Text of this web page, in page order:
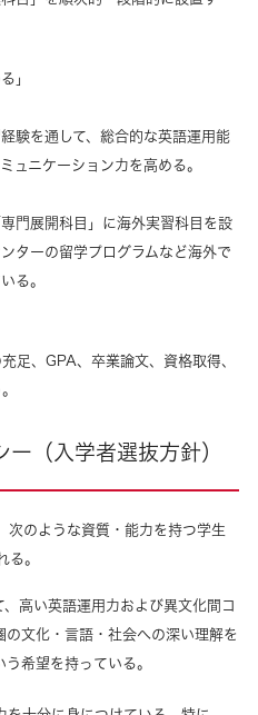
」
験を通して、総合的な英語運用能
ュニケーション力を高める。
門展開科目」に海外実習科目を設
ターの留学プログラムなど海外で
る。
足、GPA、卒業論文、資格取得、
（入学者選抜方針）
次のような資質・能力を持つ学生
る。
高い英語運用力および異文化間コ
の文化・言語・社会への深い理解を
希望を持っている。